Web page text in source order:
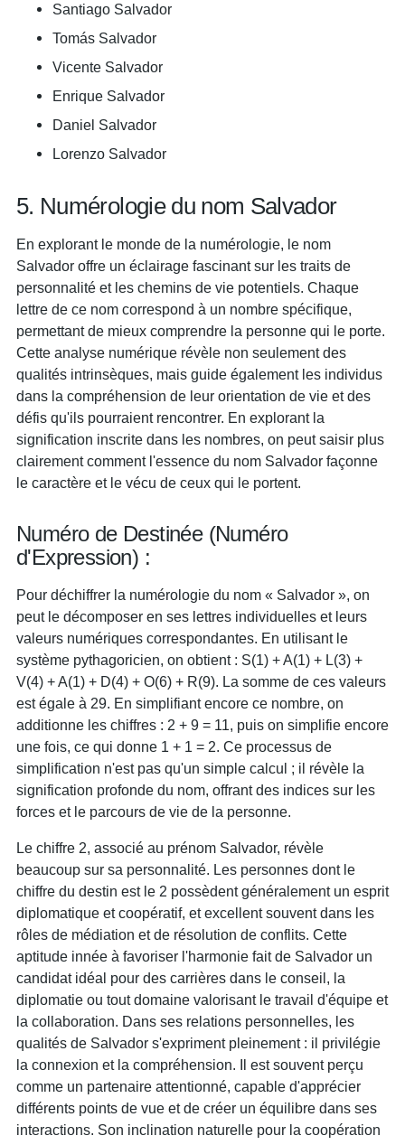
Santiago Salvador
Tomás Salvador
Vicente Salvador
Enrique Salvador
Daniel Salvador
Lorenzo Salvador
5. Numérologie du nom Salvador
En explorant le monde de la numérologie, le nom
Salvador offre un éclairage fascinant sur les traits de
personnalité et les chemins de vie potentiels. Chaque
lettre de ce nom correspond à un nombre spécifique,
permettant de mieux comprendre la personne qui le porte.
Cette analyse numérique révèle non seulement des
qualités intrinsèques, mais guide également les individus
dans la compréhension de leur orientation de vie et des
défis qu'ils pourraient rencontrer. En explorant la
signification inscrite dans les nombres, on peut saisir plus
clairement comment l'essence du nom Salvador façonne
le caractère et le vécu de ceux qui le portent.
Numéro de Destinée (Numéro
d'Expression) :
Pour déchiffrer la numérologie du nom « Salvador », on
peut le décomposer en ses lettres individuelles et leurs
valeurs numériques correspondantes. En utilisant le
système pythagoricien, on obtient : S(1) + A(1) + L(3) +
V(4) + A(1) + D(4) + O(6) + R(9). La somme de ces valeurs
est égale à 29. En simplifiant encore ce nombre, on
additionne les chiffres : 2 + 9 = 11, puis on simplifie encore
une fois, ce qui donne 1 + 1 = 2. Ce processus de
simplification n'est pas qu'un simple calcul ; il révèle la
signification profonde du nom, offrant des indices sur les
forces et le parcours de vie de la personne.
Le chiffre 2, associé au prénom Salvador, révèle
beaucoup sur sa personnalité. Les personnes dont le
chiffre du destin est le 2 possèdent généralement un esprit
diplomatique et coopératif, et excellent souvent dans les
rôles de médiation et de résolution de conflits. Cette
aptitude innée à favoriser l'harmonie fait de Salvador un
candidat idéal pour des carrières dans le conseil, la
diplomatie ou tout domaine valorisant le travail d'équipe et
la collaboration. Dans ses relations personnelles, les
qualités de Salvador s'expriment pleinement : il privilégie
la connexion et la compréhension. Il est souvent perçu
comme un partenaire attentionné, capable d'apprécier
différents points de vue et de créer un équilibre dans ses
interactions. Son inclination naturelle pour la coopération